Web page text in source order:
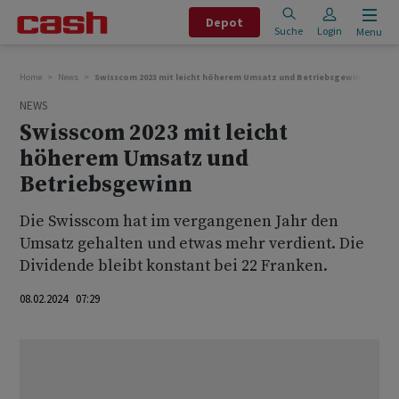
Depot
Suche Login Menu
Home News Swisscom 2023 mit leicht höherem Umsatz und Betriebsgewinn
NEWS
Swisscom 2023 mit leicht
höherem Umsatz und
Betriebsgewinn
Die Swisscom hat im vergangenen Jahr den
Umsatz gehalten und etwas mehr verdient. Die
Dividende bleibt konstant bei 22 Franken.
08.02.2024 07:29